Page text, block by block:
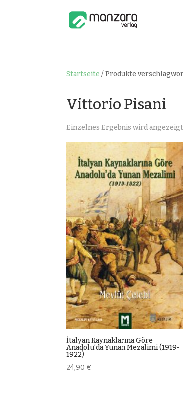
Startseite / Produkte
Vittorio Pisani
Einzelnes Ergebnis wird angezeigt
İtalyan Kaynaklarına Göre
Anadoluʼda Yunan Mezalimi (1919-
1922)
24,90 €